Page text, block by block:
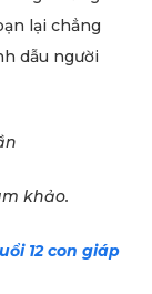
lại chẳng
dẫu người
khảo.
12 con giáp